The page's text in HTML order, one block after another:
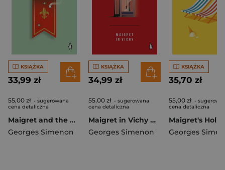
KSIĄŻKA
33,99 zł
55,00 zł - sugerowana
cena detaliczna
Maigret and the Old People wer. angielska
Georges Simenon
KSIĄŻKA
34,99 zł
55,00 zł - sugerowana
cena detaliczna
Maigret in Vichy wer. angielska
Georges Simenon
KSIĄŻKA
35,70 zł
55,00 zł -
cena detaliczna
Georges